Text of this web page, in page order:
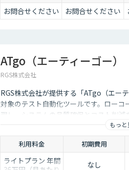
お問合せください お問合せください
ATgo（エーティーゴー）
RGS株式会社
RGS株式会社が提供する「ATgo（エー
対象のテスト自動化ツールです。ロー
現し、システムの品質確保とコスト削減
もっと
利用料金 初期費用
ライトプラン 年間
なし